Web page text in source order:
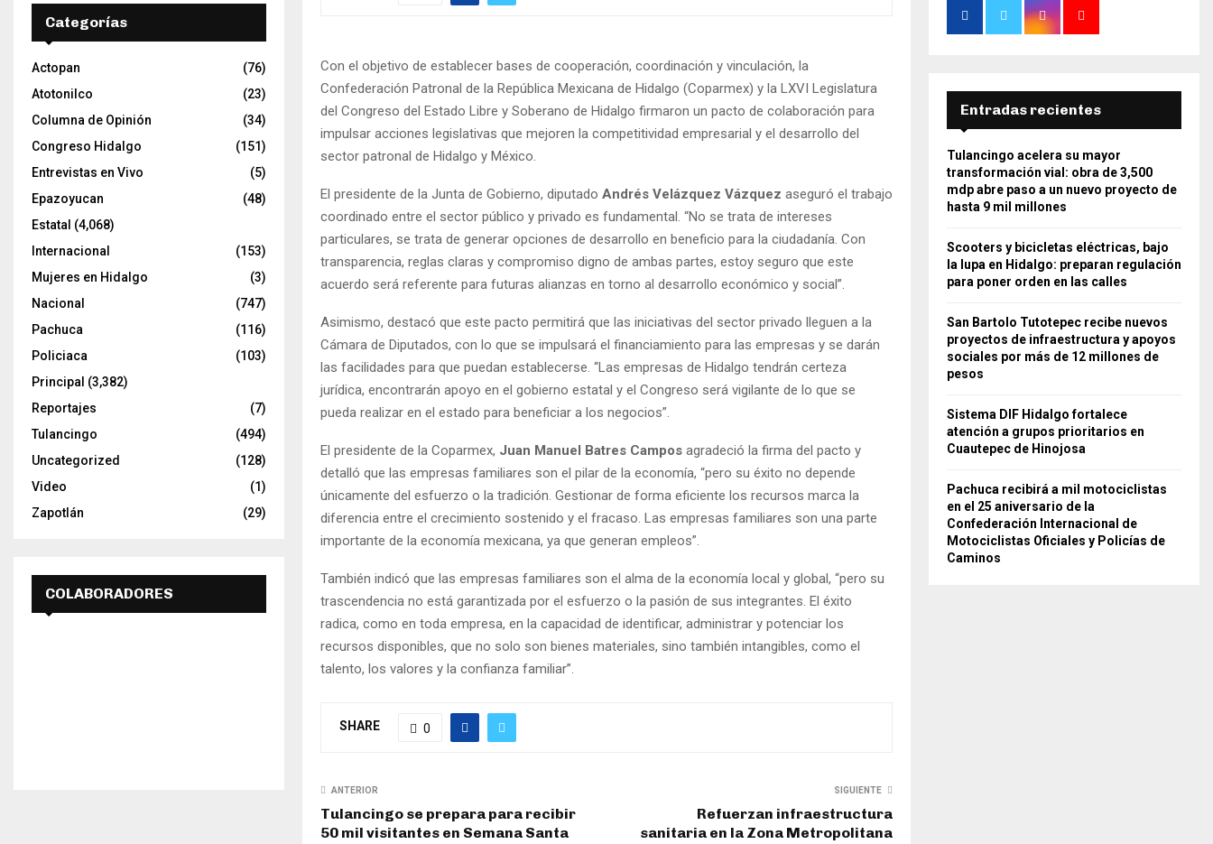
Con el objetivo de establecer bases de cooperación, coordinación y vinculación, la
Confederación Patronal de la República Mexicana de Hidalgo (Coparmex) y la LXVI Legislatura
del Congreso del Estado Libre y Soberano de Hidalgo firmaron un pacto de colaboración para
impulsar acciones legislativas que mejoren la competitividad empresarial y el desarrollo del
sector patronal de Hidalgo y México.
El presidente de la Junta de Gobierno, diputado Andrés Velázquez Vázquez aseguró el trabajo
coordinado entre el sector público y privado es fundamental. “No se trata de intereses
particulares, se trata de generar opciones de desarrollo en beneficio para la ciudadanía. Con
transparencia, reglas claras y compromiso digno de ambas partes, estoy seguro que este
acuerdo será referente para futuras alianzas en torno al desarrollo económico y social”.
Asimismo, destacó que este pacto permitirá que las iniciativas del sector privado lleguen a la
Cámara de Diputados, con lo que se impulsará el financiamiento para las empresas y se darán
las facilidades para que puedan establecerse. “Las empresas de Hidalgo tendrán certeza
jurídica, encontrarán apoyo en el gobierno estatal y el Congreso será vigilante de lo que se
pueda realizar en el estado para beneficiar a los negocios”.
El presidente de la Coparmex, Juan Manuel Batres Campos agradeció la firma del pacto y
detalló que las empresas familiares son el pilar de la economía, “pero su éxito no depende
únicamente del esfuerzo o la tradición. Gestionar de forma eficiente los recursos marca la
diferencia entre el crecimiento sostenido y el fracaso. Las empresas familiares son una parte
importante de la economía mexicana, ya que generan empleos”.
También indicó que las empresas familiares son el alma de la economía local y global, “pero su
trascendencia no está garantizada por el esfuerzo o la pasión de sus integrantes. El éxito
radica, como en toda empresa, en la capacidad de identificar, administrar y potenciar los
recursos disponibles, que no solo son bienes materiales, sino también intangibles, como el
talento, los valores y la confianza familiar”.
SHARE 0
ANTERIOR
Tulancingo se prepara para recibir
50 mil visitantes en Semana Santa
SIGUIENTE
Refuerzan infraestructura
sanitaria en la Zona Metropolitana
Categorías
Actopan
(76)
Atotonilco
(23)
Columna de Opinión
(34)
Congreso Hidalgo
(151)
Entrevistas en Vivo
(5)
Epazoyucan
(48)
Estatal (4,068)
Internacional
(153)
Mujeres en Hidalgo
(3)
Nacional
(747)
Pachuca
(116)
Policiaca
(103)
Principal (3,382)
Reportajes
(7)
Tulancingo
(494)
Uncategorized
(128)
Video
(1)
Zapotlán
(29)
COLABORADORES
Entradas recientes
Tulancingo acelera su mayor
transformación vial: obra de 3,500
mdp abre paso a un nuevo proyecto de
hasta 9 mil millones
Scooters y bicicletas eléctricas, bajo
la lupa en Hidalgo: preparan regulación
para poner orden en las calles
San Bartolo Tutotepec recibe nuevos
proyectos de infraestructura y apoyos
sociales por más de 12 millones de
pesos
Sistema DIF Hidalgo fortalece
atención a grupos prioritarios en
Cuautepec de Hinojosa
Pachuca recibirá a mil motociclistas
en el 25 aniversario de la
Confederación Internacional de
Motociclistas Oficiales y Policías de
Caminos